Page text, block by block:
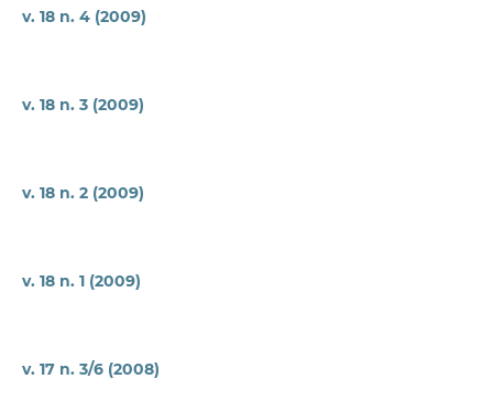
v. 18 n. 4 (2009)
v. 18 n. 3 (2009)
v. 18 n. 2 (2009)
v. 18 n. 1 (2009)
v. 17 n. 3/6 (2008)